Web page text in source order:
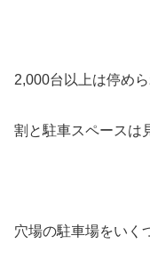
2,000台以上は停めら
割と駐車スペースは
穴場の駐車場をいく